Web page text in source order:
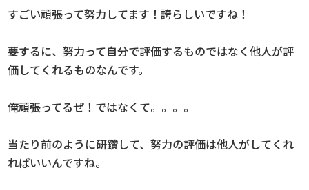
すごい頑張って努力してます！誇らしいですね！
要するに、努力って自分で評価するものではなく他人が評
価してくれるものなんです。
俺頑張ってるぜ！ではなくて。。。。
当たり前のように研鑽して、努力の評価は他人がしてくれ
ればいいんですね。